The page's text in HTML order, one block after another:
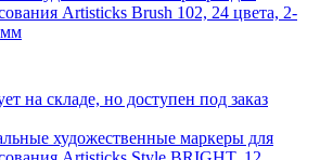
Artisticks Brush 102, 24 цвета, 2-
мм
на складе, но доступен под заказ